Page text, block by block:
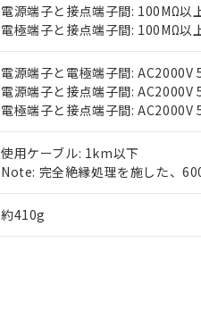
電源端子と接点端子間: 100MΩ以
電極端子と接点端子間: 100MΩ以
電源端子と電極端子間:
電源端子と接点端子間:
電極端子と接点端子間:
使用ケーブル: 1km以下
Note: 完全絶縁処理を施した、
約410g
いる法人を指します。
EU RoHS指令（10物質）の
51物質の非含有証明書（当社
※本証明書は発行日時点で非
また、RoHS指令のフタル酸
混在することから備考欄に対
既に当社にて対応品への在